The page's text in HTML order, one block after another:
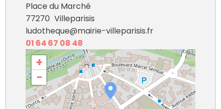
Place du Marché
77270 Villeparisis
ludotheque@mairie-villeparisis.fr
01 64 67 08 48
+
−